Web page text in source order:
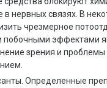
нервных связях. В
чрезмерное
эффектами
зрения и проблемы
Определенные